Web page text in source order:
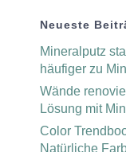
Neueste
Mineralputz
häufiger zu
Wände
Lösung mit
Color
Natürliche